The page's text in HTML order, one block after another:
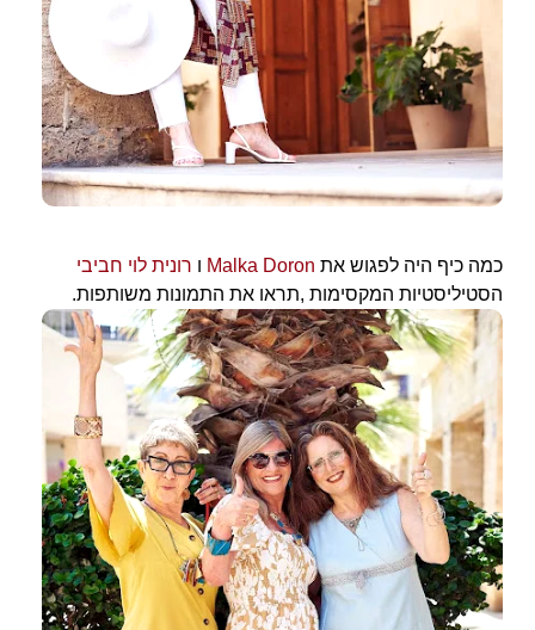
כמה כיף היה לפגוש את Malka Doron ו רונית לוי חביבי
הסטיליסטיות המקסימות ,תראו את התמונות משותפות.